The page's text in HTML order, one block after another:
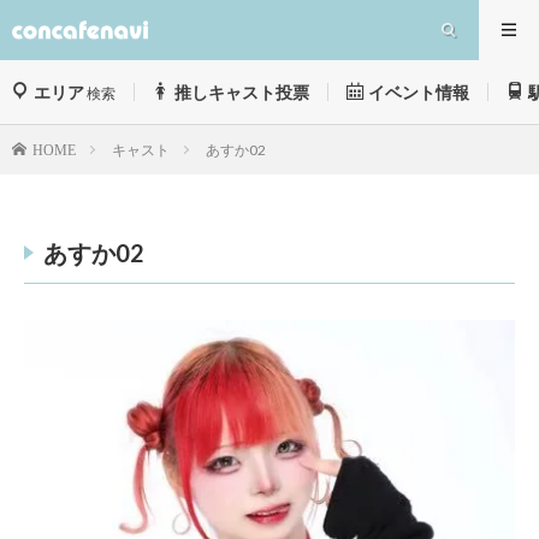
エリア検索 推しキャスト投票 イベント情報
HOME キャスト あすか02
あすか02